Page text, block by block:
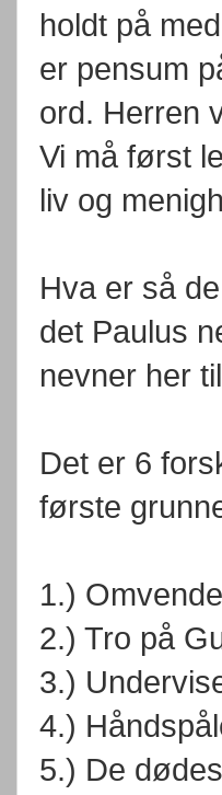
holdt på
er pensum
ord. Herren
Vi må først
liv og
Hva er så
det Paulus
nevner her
Det er 6
første
1.)
2.) Tro på
3.)
4.)
5.) De